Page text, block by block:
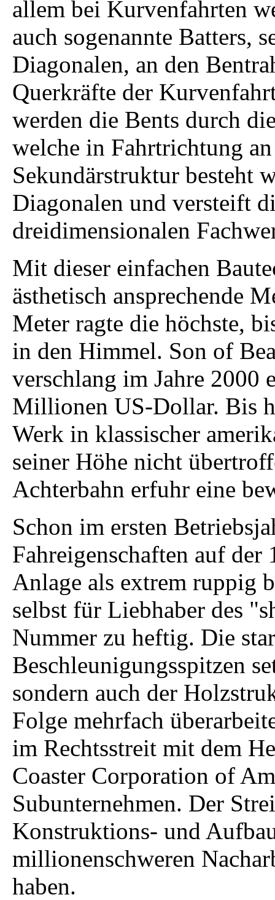
allem bei Kurvenfahrten
auch sogenannte Batters,
Diagonalen, an den
Querkräfte der
werden die Bents durch
welche in Fahrtrichtung
Sekundärstruktur besteht
Diagonalen und versteift
dreidimensionalen
Mit dieser einfachen
ästhetisch ansprechende
Meter ragte die höchste,
in den Himmel. Son of
verschlang im Jahre 2000
Millionen US-Dollar. Bis
Werk in klassischer
seiner Höhe nicht
Achterbahn erfuhr eine
Schon im ersten
Fahreigenschaften auf
Anlage als extrem ruppig
selbst für Liebhaber des
Nummer zu heftig. Die
Beschleunigungsspitzen
sondern auch der
Folge mehrfach
im Rechtsstreit mit dem
Coaster Corporation of
Subunternehmen. Der
Konstruktions- und
millionenschweren
haben.